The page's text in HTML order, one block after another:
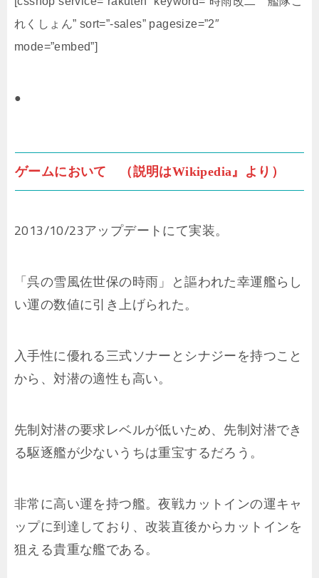
れくしょん” sort=”-sales” pagesize=”2″
mode=”embed”]
●
ゲームにおいて （説明はWikipedia』より）
2013/10/23アップデートにて実装。
「呉の雪風佐世保の時雨」と謳われた幸運艦らし
い運の数値に引き上げられた。
入手性に優れる三式ソナーとシナジーを持つこと
から、対潜の適性も高い。
先制対潜の要求レベルが低いため、先制対潜でき
る駆逐艦が少ないうちは重宝するだろう。
非常に高い運を持つ艦。夜戦カットインの運キャ
ップに到達しており、改装直後からカットインを
狙える貴重な艦である。